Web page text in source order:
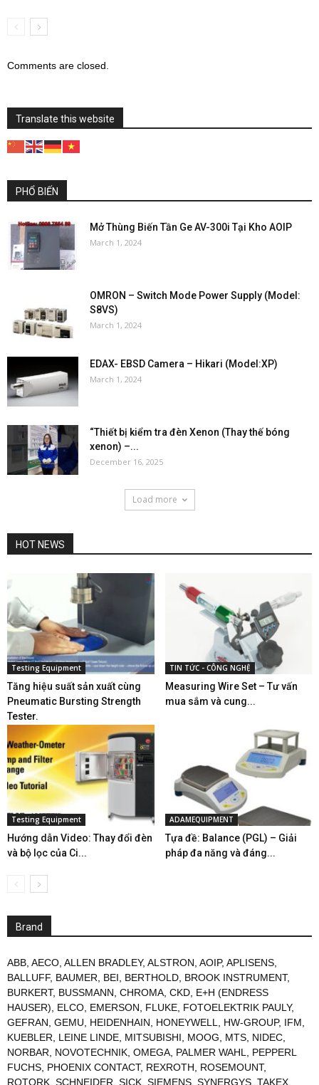
Comments are closed.
Translate this website
PHỔ BIẾN
Mở Thùng Biến Tần Ge AV-300i Tại Kho AOIP
March 1, 2024
OMRON – Switch Mode Power Supply (Model:
S8VS)
March 1, 2024
EDAX- EBSD Camera – Hikari (Model:XP)
March 1, 2024
“Thiết bị kiểm tra đèn Xenon (Thay thế bóng
xenon) –...
December 16, 2025
Load more
HOT NEWS
Testing Equipment
Tăng hiệu suất sản xuất cùng
Pneumatic Bursting Strength
Tester.
TIN TỨC - CÔNG NGHỆ
Measuring Wire Set – Tư vấn
mua sắm và cung...
Testing Equipment
Hướng dẫn Video: Thay đổi đèn
và bộ lọc của Ci...
ADAMEQUIPMENT
Tựa đề: Balance (PGL) – Giải
pháp đa năng và đáng...
Brand
ABB, AECO, ALLEN BRADLEY, ALSTRON, AOIP, APLISENS,
BALLUFF, BAUMER, BEI, BERTHOLD, BROOK INSTRUMENT,
BURKERT, BUSSMANN, CHROMA, CKD, E+H (ENDRESS
HAUSER), ELCO, EMERSON, FLUKE, FOTOELEKTRIK PAULY,
GEFRAN, GEMU, HEIDENHAIN, HONEYWELL, HW-GROUP, IFM,
KUEBLER, LEINE LINDE, MITSUBISHI, MOOG, MTS, NIDEC,
NORBAR, NOVOTECHNIK, OMEGA, PALMER WAHL, PEPPERL
FUCHS, PHOENIX CONTACT, REXROTH, ROSEMOUNT,
ROTORK, SCHNEIDER, SICK, SIEMENS, SYNERGYS, TAKEX,